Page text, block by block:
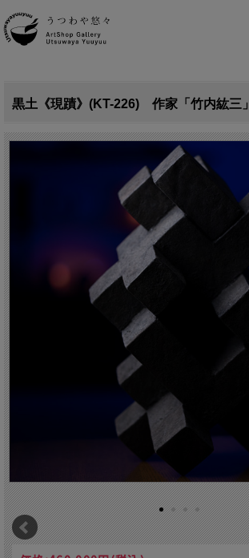
黒土《現蹟》(KT-226) 作家「竹内紘三」